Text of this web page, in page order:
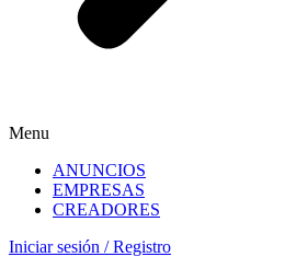
Menu
ANUNCIOS
EMPRESAS
CREADORES
Iniciar sesión / Registro